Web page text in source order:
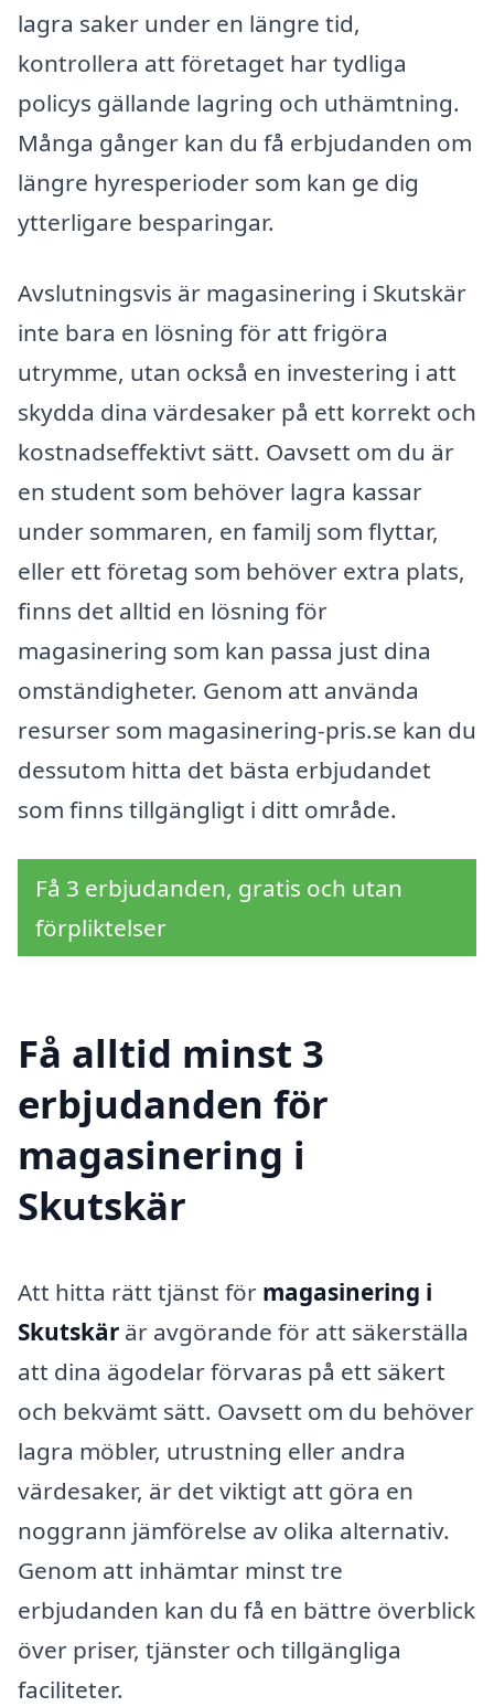
lagra saker under en längre tid,
kontrollera att företaget har tydliga
policys gällande lagring och uthämtning.
Många gånger kan du få erbjudanden om
längre hyresperioder som kan ge dig
ytterligare besparingar.
Avslutningsvis är magasinering i Skutskär
inte bara en lösning för att frigöra
utrymme, utan också en investering i att
skydda dina värdesaker på ett korrekt och
kostnadseffektivt sätt. Oavsett om du är
en student som behöver lagra kassar
under sommaren, en familj som flyttar,
eller ett företag som behöver extra plats,
finns det alltid en lösning för
magasinering som kan passa just dina
omständigheter. Genom att använda
resurser som magasinering-pris.se kan du
dessutom hitta det bästa erbjudandet
som finns tillgängligt i ditt område.
Få 3 erbjudanden, gratis och utan
förpliktelser
Få alltid minst 3
erbjudanden för
magasinering i
Skutskär
Att hitta rätt tjänst för magasinering i
Skutskär är avgörande för att säkerställa
att dina ägodelar förvaras på ett säkert
och bekvämt sätt. Oavsett om du behöver
lagra möbler, utrustning eller andra
värdesaker, är det viktigt att göra en
noggrann jämförelse av olika alternativ.
Genom att inhämtar minst tre
erbjudanden kan du få en bättre överblick
över priser, tjänster och tillgängliga
faciliteter.